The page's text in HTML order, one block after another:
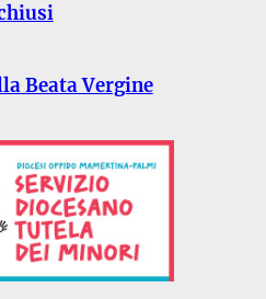
Beata Vergine